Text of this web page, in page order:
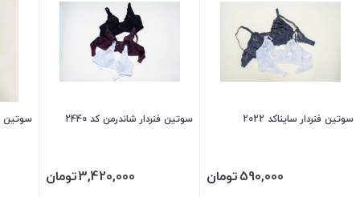
سوتین فنردار سایناکد 2022
590,000تومان
سوتین فنردار شاندرمن کد 2440
3,420,000تومان
سوتین تور